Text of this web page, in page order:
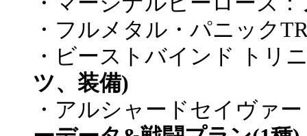
・フルメタル・パニック
・ビーストバインド トリ
ツ、装備)
・アルシャードセイヴァ